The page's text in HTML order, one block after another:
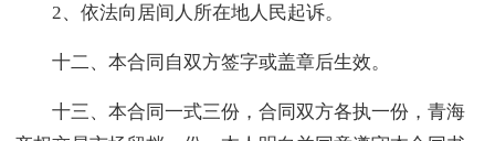
2、依法向居间人所在地人民起诉。
十二、本合同自双方签字或盖章后生效。
十三、本合同一式三份，合同双方各执一份，青海